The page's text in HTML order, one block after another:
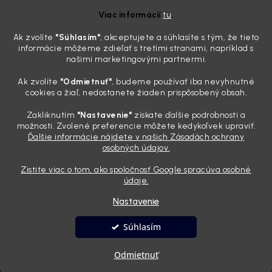
Viac informáciítu.
Ak zvolíte "Súhlasím", akceptujete a súhlasíte s tým, že tieto
informácie môžeme zdieľať s tretími stranami, napríklad s
našimi marketingovými partnermi.
Ak zvolíte "Odmietnuť", budeme používať iba nevyhnutné
cookies a žiaľ, nedostanete žiaden prispôsobený obsah.
Zakliknutím "Nastavenie" získate ďalšie podrobnosti a
možnosti. Zvolené preferencie môžete kedykoľvek upraviť.
Ďalšie informácie nájdete v našich Zásadách ochrany
osobných údajov.
Zistite viac o tom, ako spoločnosť Google spracúva osobné
údaje.
Nastavenie
Odmietnuť
Súhlasím
Sobotné ráno, káva v ruke a pred vami zaprášená kapota. Pre
niekoho nuda, pre nás najlepší relax. Lenže keď si v košíku spočítate
všetky tie fľaštičky, šampóny a utierky, výsledná suma vie poriadne
pokaziť náladu. Dobrá správa je, že aj profi výbava ...
Zabudnite na šmuhy: 7 overených vychytávok, ktoré z
28.7.2026
Poznáte ten pocit. Sobota ráno, slnko sa oprie do laku a vy namiesto
radosti vidíte len šedý povlak, zaschnuté kvapky a kolesá čierne od
bodu B, ale pre nás je to vizitka. Nič nepoka...
Vytvoril Shoptet
nastavenie cookies